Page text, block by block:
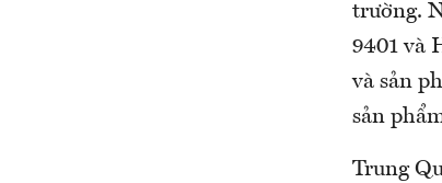
trường.
9401 và
và sản
sản
Trung